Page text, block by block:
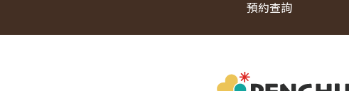
預約查詢